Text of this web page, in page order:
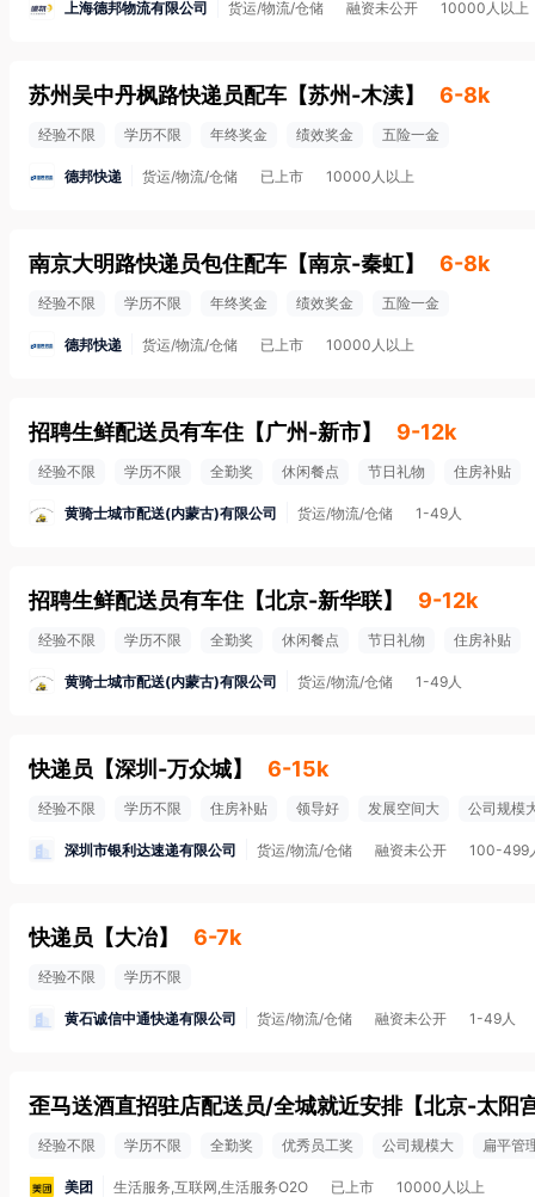
上海德邦物流有限公司 货运/物流/仓储 融资未公开 10000人以上
苏州吴中丹枫路快递员配车 【苏州-木渎】 6-8k
经验不限 学历不限 年终奖金 绩效奖金 五险一金
德邦快递 货运/物流/仓储 已上市 10000人以上
南京大明路快递员包住配车 【南京-秦虹】 6-8k
经验不限 学历不限 年终奖金 绩效奖金 五险一金
德邦快递 货运/物流/仓储 已上市 10000人以上
招聘生鲜配送员有车住 【广州-新市】 9-12k
经验不限 学历不限 全勤奖 休闲餐点 节日礼物 住房补贴
黄骑士城市配送(内蒙古)有限公司 货运/物流/仓储 1-49人
招聘生鲜配送员有车住 【北京-新华联】 9-12k
经验不限 学历不限 全勤奖 休闲餐点 节日礼物 住房补贴
黄骑士城市配送(内蒙古)有限公司 货运/物流/仓储 1-49人
快递员 【深圳-万众城】 6-15k
经验不限 学历不限 住房补贴 领导好 发展空间大 公司规模
深圳市银利达速递有限公司 货运/物流/仓储 融资未公开 100-499
快递员 【大冶】 6-7k
经验不限 学历不限
黄石诚信中通快递有限公司 货运/物流/仓储 融资未公开 1-49人
歪马送酒直招驻店配送员/全城就近安排 【北京-太阳
经验不限 学历不限 全勤奖 优秀员工奖 公司规模大 扁平管
美团 生活服务,互联网,生活服务O2O 已上市 10000人以上